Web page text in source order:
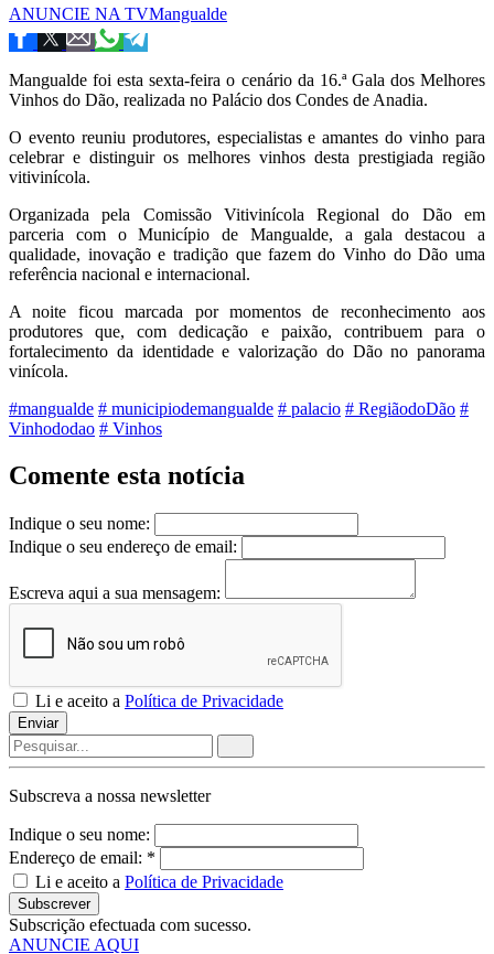
ANUNCIE NA TVMangualde
Mangualde foi esta sexta-feira o cenário da 16.ª Gala dos Melhores
Vinhos do Dão, realizada no Palácio dos Condes de Anadia.
O evento reuniu produtores, especialistas e amantes do vinho para
celebrar e distinguir os melhores vinhos desta prestigiada região
vitivinícola.
Organizada pela Comissão Vitivinícola Regional do Dão em
parceria com o Município de Mangualde, a gala destacou a
qualidade, inovação e tradição que fazem do Vinho do Dão uma
referência nacional e internacional.
A noite ficou marcada por momentos de reconhecimento aos
produtores que, com dedicação e paixão, contribuem para o
fortalecimento da identidade e valorização do Dão no panorama
vinícola.
#mangualde # municipiodemangualde # palacio # RegiãodoDão #
Vinhododao # Vinhos
Comente esta notícia
Indique o seu nome:
Indique o seu endereço de email:
Escreva aqui a sua mensagem:
Li e aceito a Política de Privacidade
Enviar
Subscreva a nossa newsletter
Indique o seu nome:
Endereço de email: *
Li e aceito a Política de Privacidade
Subscrever
Subscrição efectuada com sucesso.
ANUNCIE AQUI